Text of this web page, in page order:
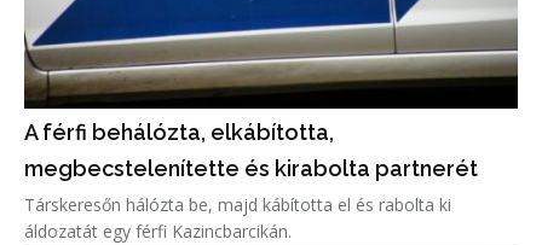
A férfi behálózta, elkábította,
megbecstelenítette és kirabolta partnerét
Társkeresőn hálózta be, majd kábította el és rabolta ki
áldozatát egy férfi Kazincbarcikán.